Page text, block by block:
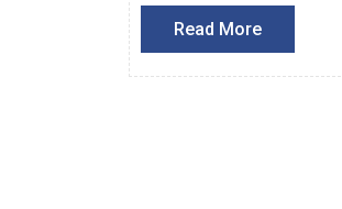
Read MoreRead
More